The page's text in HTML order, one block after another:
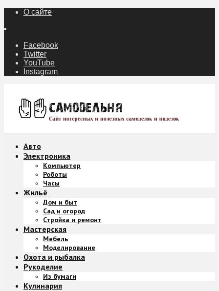
О сайте
Facebook
Twitter
YouTube
Instagram
Авто
Электроника
Компьютер
Роботы
Часы
Жильё
Дом и быт
Сад и огород
Стройка и ремонт
Мастерская
Мебель
Моделирование
Охота и рыбалка
Рукоделие
Из бумаги
Кулинария